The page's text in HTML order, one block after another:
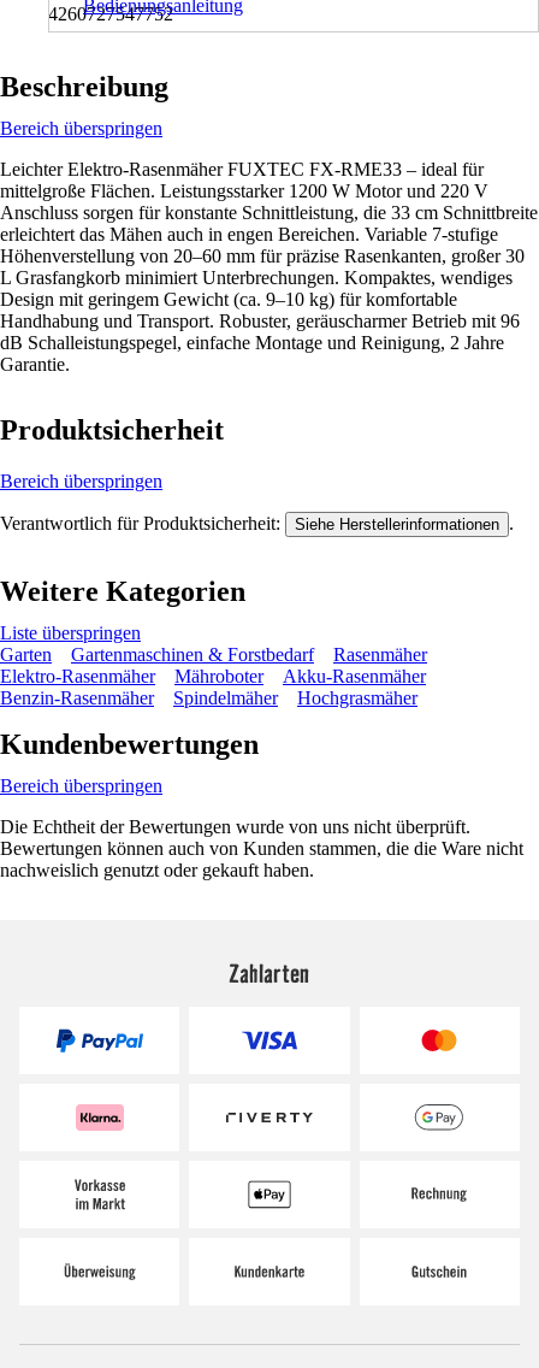
4260727547752
Bedienungsanleitung
Beschreibung
Bereich überspringen
Leichter Elektro-Rasenmäher FUXTEC FX-RME33 – ideal für
mittelgroße Flächen. Leistungsstarker 1200 W Motor und 220 V
Anschluss sorgen für konstante Schnittleistung, die 33 cm Schnittbreite
erleichtert das Mähen auch in engen Bereichen. Variable 7-stufige
Höhenverstellung von 20–60 mm für präzise Rasenkanten, großer 30
L Grasfangkorb minimiert Unterbrechungen. Kompaktes, wendiges
Design mit geringem Gewicht (ca. 9–10 kg) für komfortable
Handhabung und Transport. Robuster, geräuscharmer Betrieb mit 96
dB Schalleistungspegel, einfache Montage und Reinigung, 2 Jahre
Garantie.
Produktsicherheit
Bereich überspringen
Verantwortlich für Produktsicherheit: Siehe Herstellerinformationen .
Weitere Kategorien
Liste überspringen
Garten
Gartenmaschinen & Forstbedarf
Rasenmäher
Elektro-Rasenmäher
Mähroboter
Akku-Rasenmäher
Benzin-Rasenmäher
Spindelmäher Hochgrasmäher
Kundenbewertungen
Bereich überspringen
Die Echtheit der Bewertungen wurde von uns nicht überprüft.
Bewertungen können auch von Kunden stammen, die die Ware nicht
nachweislich genutzt oder gekauft haben.
Zahlarten